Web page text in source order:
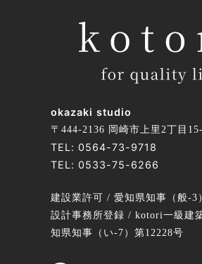
okazaki studio
〒444-2136 岡崎市上里2丁目
TEL: 0564-73-9718
TEL: 0533-75-6266
建設業許可 / 愛知県知事（般-3
設計事務所登録 / kotori一級建
知県知事（い-7）第12228号